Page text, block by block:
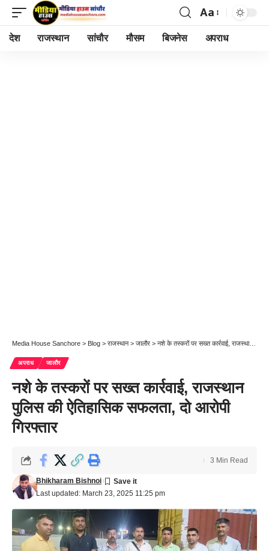
Font
Resizer
Aa
देश राजस्थान सांचौर मौसम बिजनेस अपराध
Media House Sanchore > Blog > राजस्थान> जालौर > नशे के तस्करों पर सख्त कार्रवाई, राजस्थान पुलिस की ऐतिहासिक सफलता, दो आरोपी गिरफ्तार
अपराध जालौर
नशे के तस्करों पर सख्त कार्रवाई, राजस्थान
पुलिस की ऐतिहासिक सफलता, दो आरोपी
गिरफ्तार
Last updated: March 23, 2025 11:25 pm
Bhikharam Bishnoi
3 Min Read